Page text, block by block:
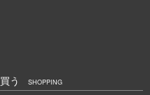
買う SHOPPING